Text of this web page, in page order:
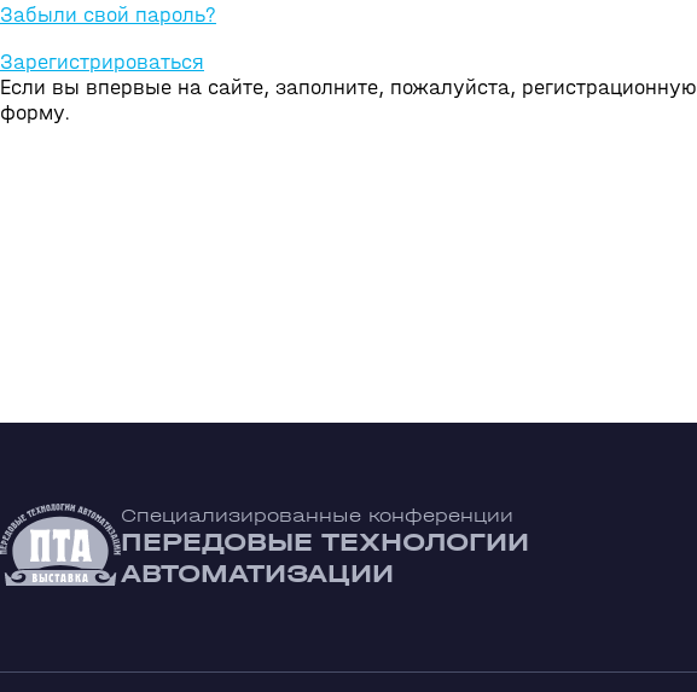
Забыли свой пароль?
Зарегистрироваться
Если вы впервые на сайте, заполните, пожалуйста, регистрационную
форму.
Специализированные конференции
ПЕРЕДОВЫЕ ТЕХНОЛОГИИ
АВТОМАТИЗАЦИИ